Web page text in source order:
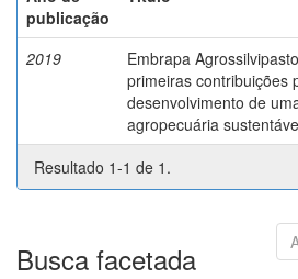
publicação
2019
Embrapa
primeiras contribuições
desenvolvimento de
agropecuária
Resultado 1-1 de 1.
Busca facetada